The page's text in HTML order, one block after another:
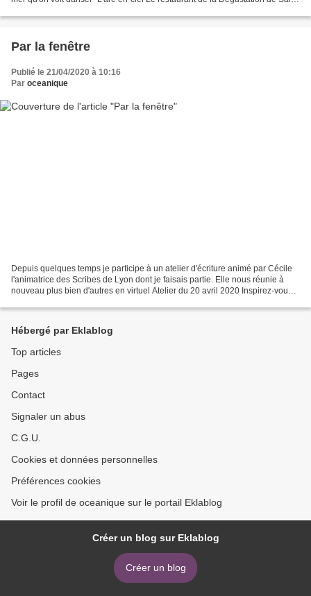
Par la fenêtre
Publié le 21/04/2020 à 10:16
Par oceanique
Depuis quelques temps je participe à un atelier d'écriture animé par Cécile
l'animatrice des Scribes de Lyon dont je faisais partie. Elle nous réunie à
nouveau plus bien d'autres en virtuel Atelier du 20 avril 2020 Inspirez-vous
Hébergé par Eklablog
Top articles
Pages
Contact
Signaler un abus
C.G.U.
Cookies et données personnelles
Préférences cookies
Voir le profil de oceanique sur le portail Eklablog
Créer un blog sur Eklablog
Créer un blog